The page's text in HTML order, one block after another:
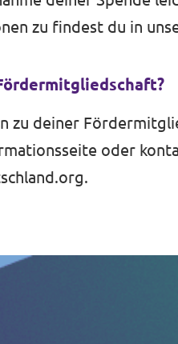
zu findest du in
zu deiner
oder
.